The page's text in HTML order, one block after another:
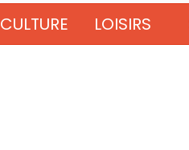
CULTURE LOISIRS